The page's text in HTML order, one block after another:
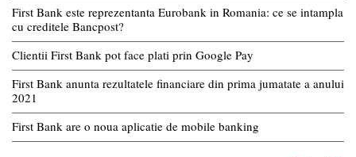
First Bank este reprezentanta Eurobank in Romania: ce se intampla
cu creditele Bancpost?
Clientii First Bank pot face plati prin Google Pay
First Bank anunta rezultatele financiare din prima jumatate a anului
2021
First Bank are o noua aplicatie de mobile banking